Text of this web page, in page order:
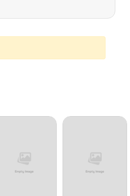
06/02/2025
05/22/2025
04/29/2025